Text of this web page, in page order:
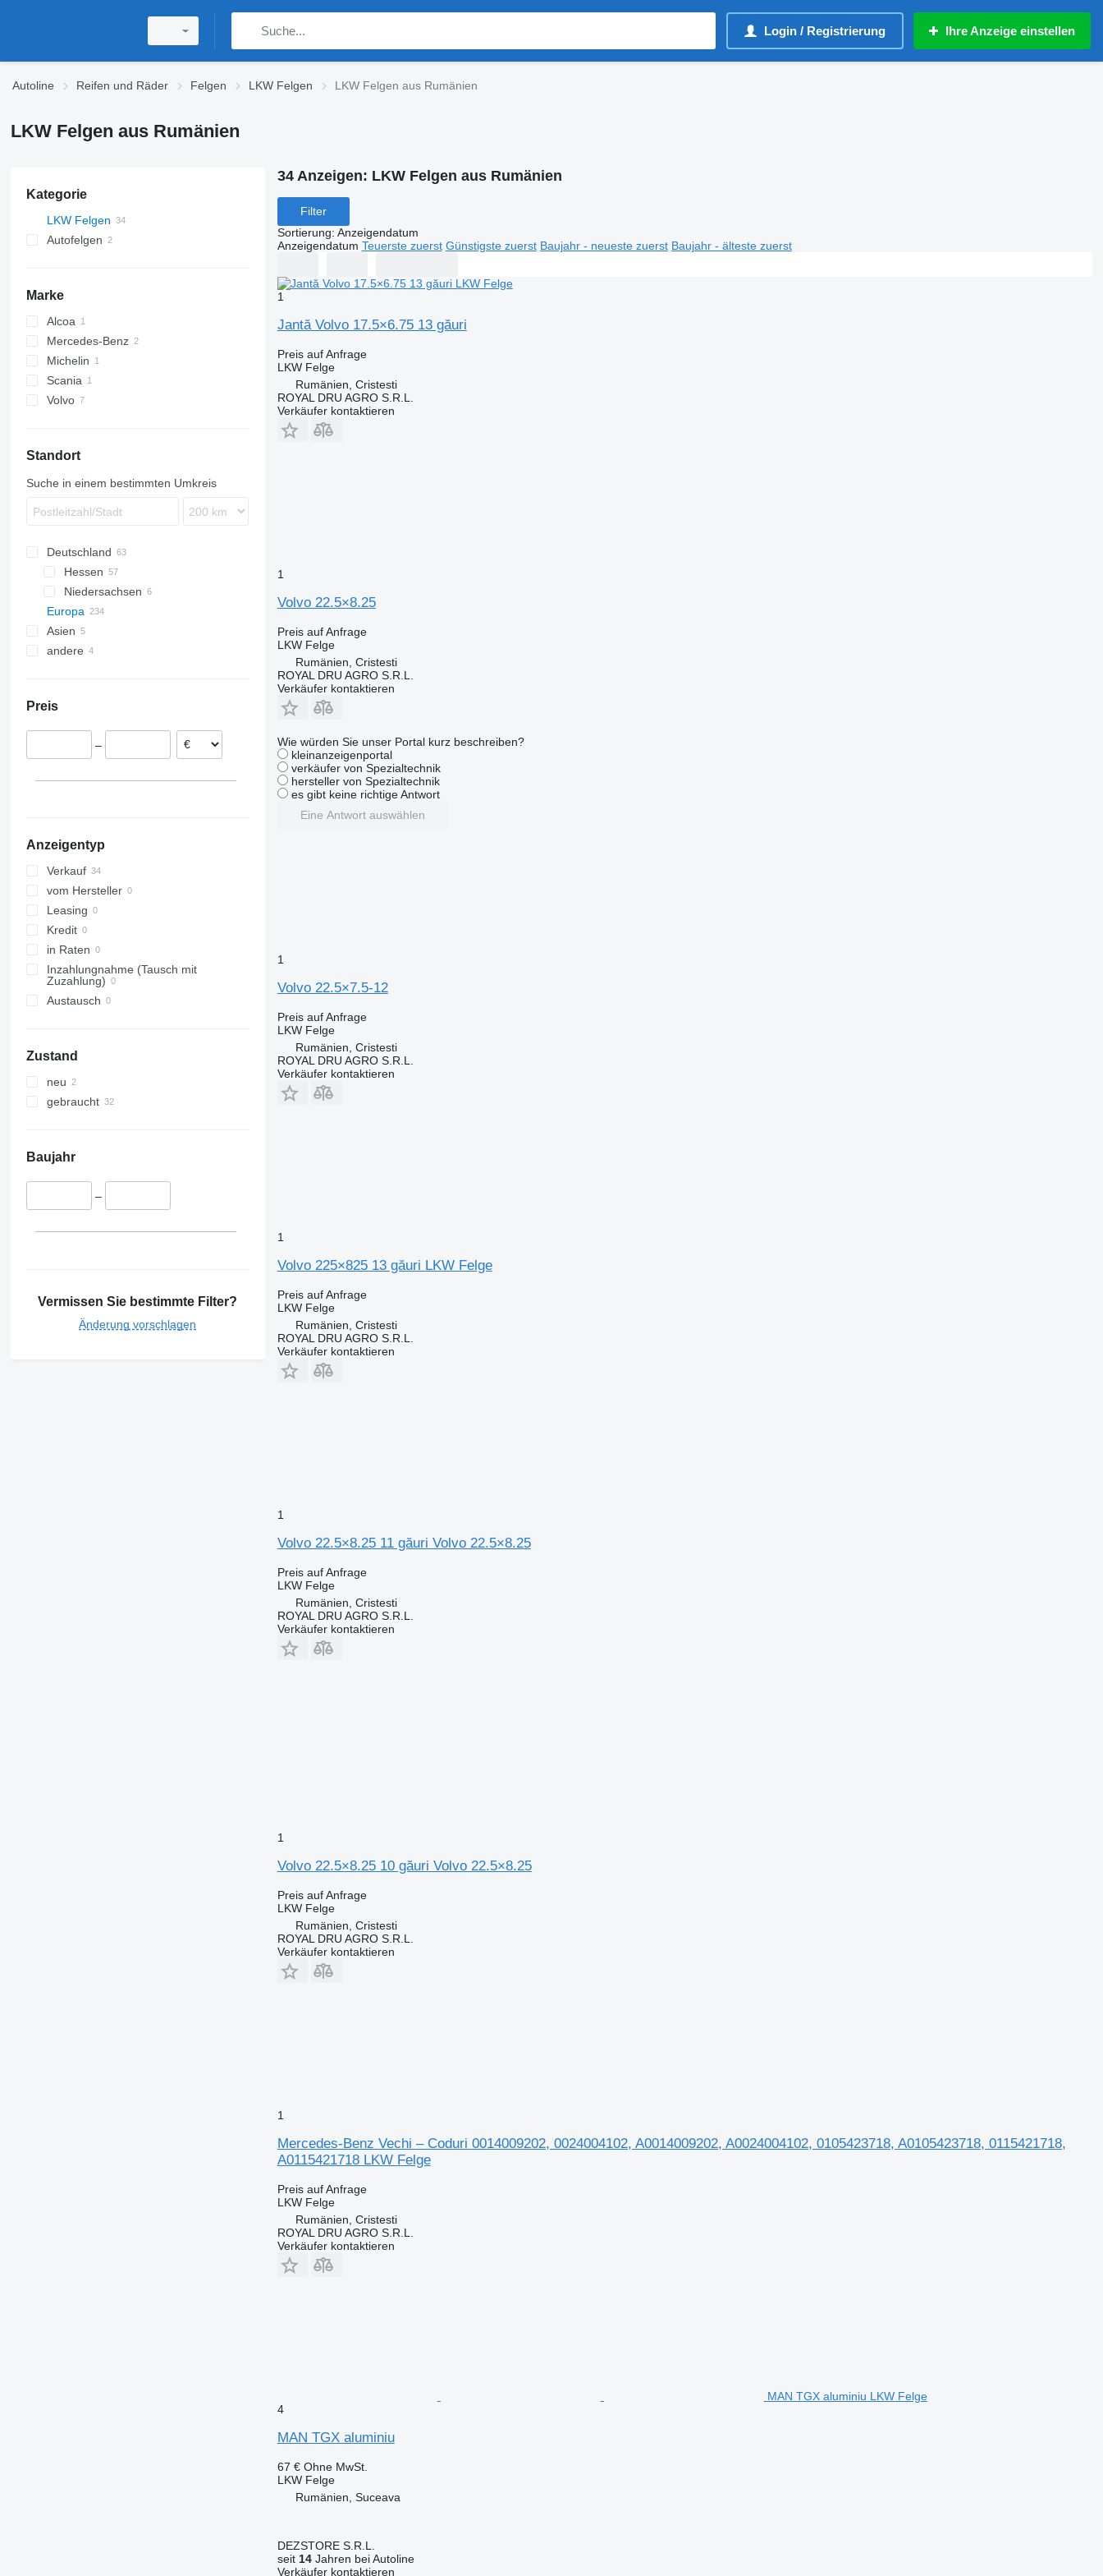
Login / Registrierung Ihre Anzeige einstellen
Autoline Reifen und Räder Felgen LKW Felgen LKW Felgen aus Rumänien
LKW Felgen aus Rumänien
Kategorie
LKW Felgen
Autofelgen
Marke
Alcoa
Mercedes-Benz
Unimog
Michelin
Scania
Volvo
Standort
Suche in einem bestimmten Umkreis
Deutschland
Hessen
Beselich
Stadtallendorf
Schwalmstadt
Niedersachsen
Oldenburg
Osnabrück
Europa
Litauen
Craiova
Belgien
Niederlande
Asien
Türkei
andere
Preis
–
Anzeigentyp
Verkauf
vom Hersteller
Leasing
Kredit
in Raten
Inzahlungnahme (Tausch mit
Zuzahlung)
Austausch
Zustand
neu
gebraucht
Baujahr
–
Vermissen Sie bestimmte Filter?
Änderung vorschlagen
34 Anzeigen: LKW Felgen aus Rumänien
Filter
Sortierung: Anzeigendatum
Anzeigendatum Teuerste zuerst Günstigste zuerst Baujahr - neueste zuerst Baujahr - älteste zuerst
1
Jantă Volvo 17.5×6.75 13 găuri
Preis auf Anfrage
LKW Felge
Rumänien, Cristesti
ROYAL DRU AGRO S.R.L.
Verkäufer kontaktieren
1
Volvo 22.5×8.25
Preis auf Anfrage
LKW Felge
Rumänien, Cristesti
ROYAL DRU AGRO S.R.L.
Verkäufer kontaktieren
Wie würden Sie unser Portal kurz beschreiben?
kleinanzeigenportal
verkäufer von Spezialtechnik
hersteller von Spezialtechnik
es gibt keine richtige Antwort
Eine Antwort auswählen
1
Volvo 22.5×7.5-12
Preis auf Anfrage
LKW Felge
Rumänien, Cristesti
ROYAL DRU AGRO S.R.L.
Verkäufer kontaktieren
1
Volvo 225×825 13 găuri LKW Felge
Preis auf Anfrage
LKW Felge
Rumänien, Cristesti
ROYAL DRU AGRO S.R.L.
Verkäufer kontaktieren
1
Volvo 22.5×8.25 11 găuri Volvo 22.5×8.25
Preis auf Anfrage
LKW Felge
Rumänien, Cristesti
ROYAL DRU AGRO S.R.L.
Verkäufer kontaktieren
1
Volvo 22.5×8.25 10 găuri Volvo 22.5×8.25
Preis auf Anfrage
LKW Felge
Rumänien, Cristesti
ROYAL DRU AGRO S.R.L.
Verkäufer kontaktieren
1
Mercedes-Benz Vechi – Coduri 0014009202, 0024004102, A0014009202, A0024004102, 0105423718, A0105423718, 0115421718,
A0115421718 LKW Felge
Preis auf Anfrage
LKW Felge
Rumänien, Cristesti
ROYAL DRU AGRO S.R.L.
Verkäufer kontaktieren
MAN TGX aluminiu LKW Felge
4
MAN TGX aluminiu
67 € Ohne MwSt.
LKW Felge
Rumänien, Suceava
DEZSTORE S.R.L.
seit 14Jahren bei Autoline
Verkäufer kontaktieren